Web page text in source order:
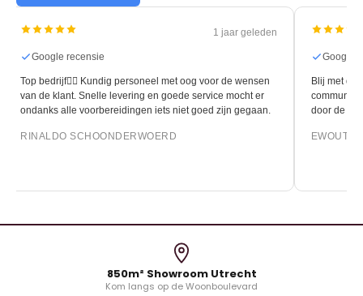
1 jaar geleden
Google recensie
Top bedrijf👍🏻 Kundig personeel met oog voor de wensen
van de klant. Snelle levering en goede service mocht er
ondanks alle voorbereidingen iets niet goed zijn gegaan.
RINALDO SCHOONDERWOERD
Google
Blij met de
door de
EWOUT
850m² Showroom Utrecht
Kom langs op de Woonboulevard